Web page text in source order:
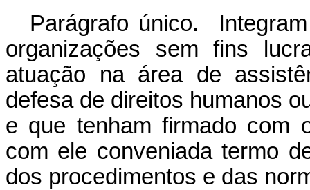
Parágrafo único.
organizações sem fins
atuação na área de
defesa de direitos humanos
e que tenham firmado com
com ele conveniada termo
dos procedimentos e das